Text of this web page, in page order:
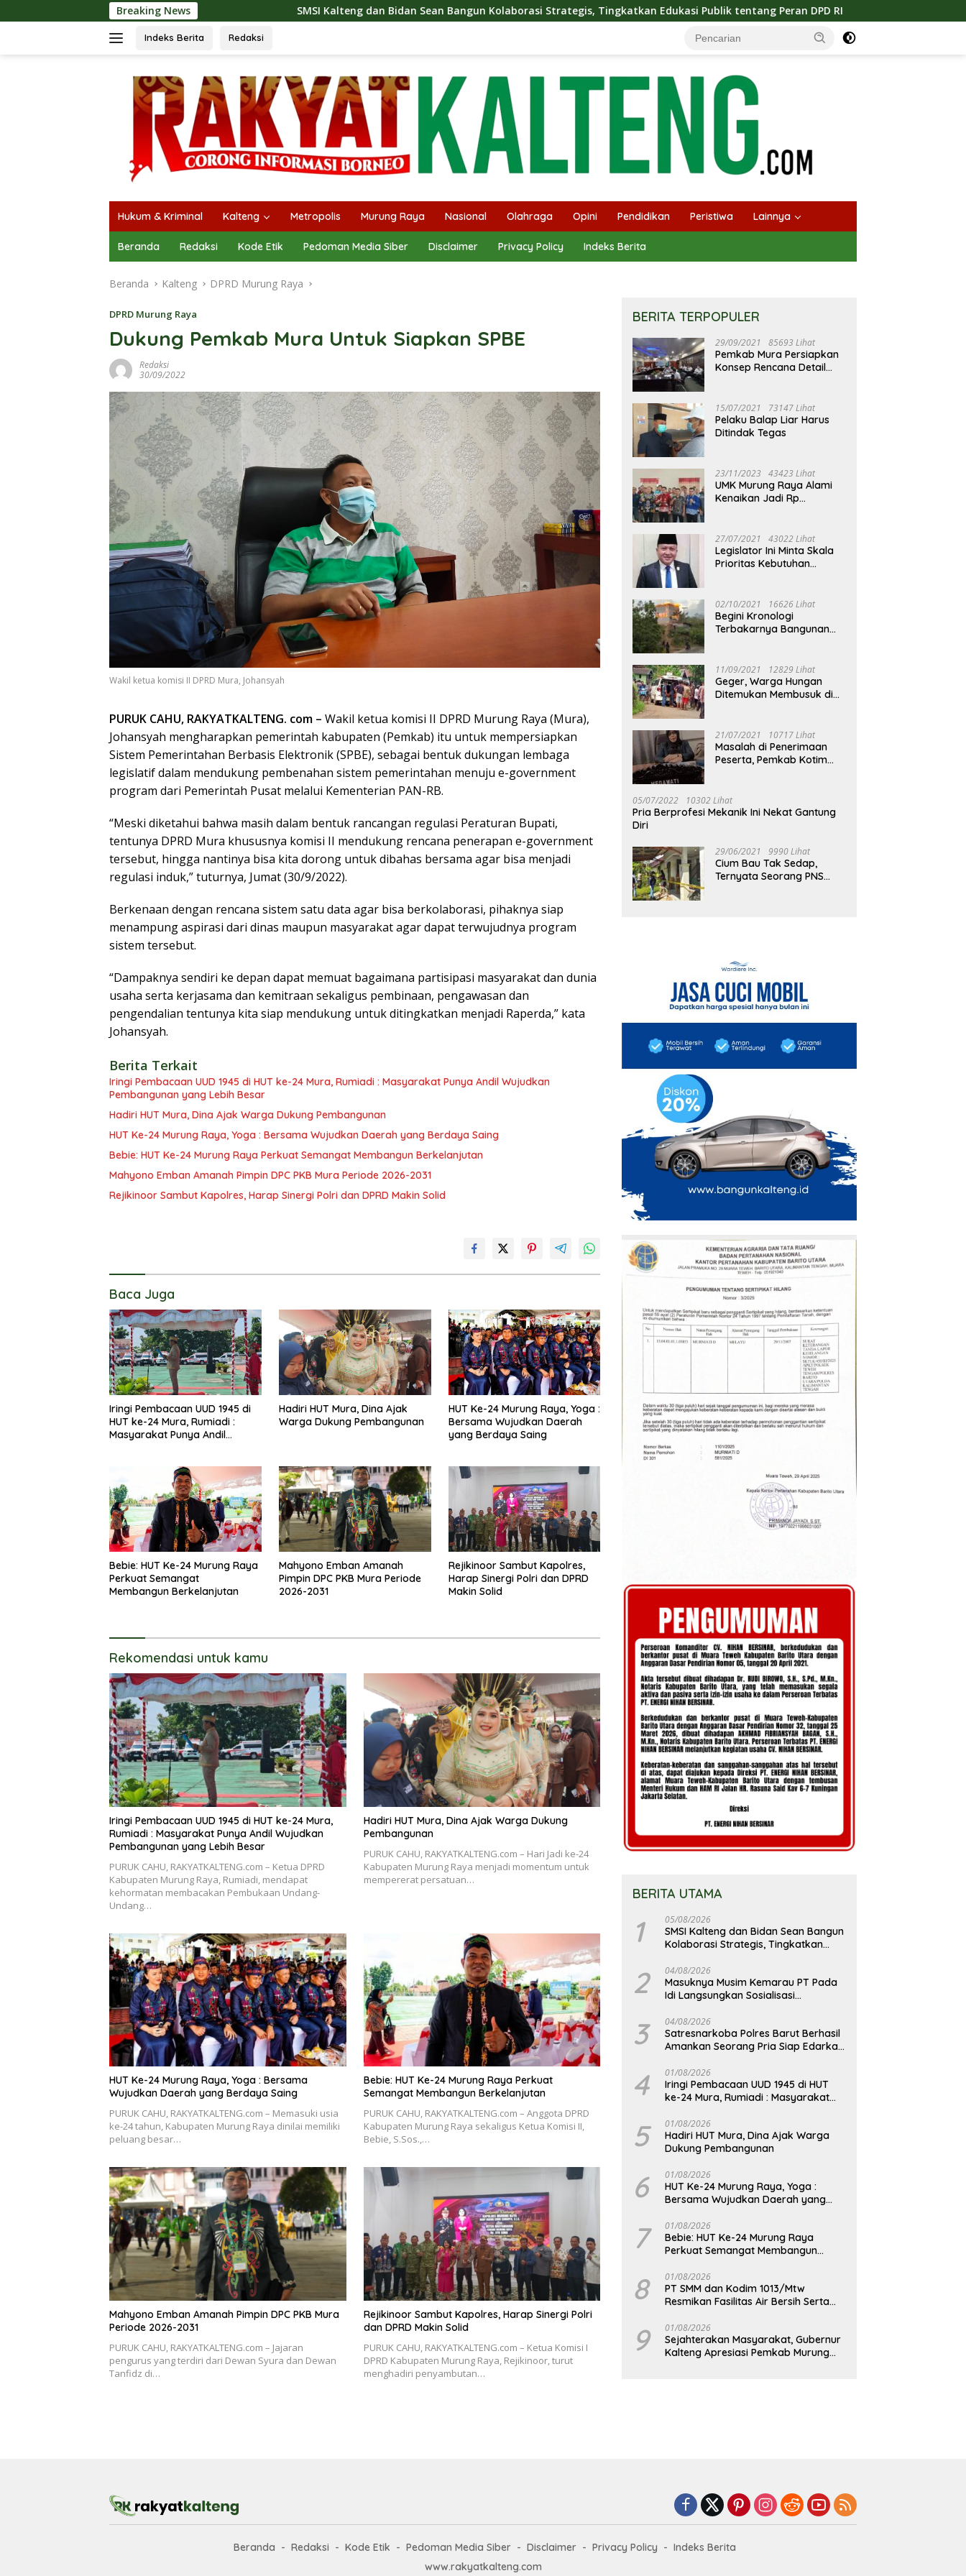
ke
Breaking NewsSMSI Kalteng dan Bidan Sean Bangun Kolaborasi Strategis, Tingkatkan Edukasi Publik tentang Peran DPD RI Masuknya Musim Kemarau PT Pada
Indeks Berita Redaksi
Hukum & Kriminal Kalteng Metropolis Murung Raya Nasional Olahraga Opini Pendidikan Peristiwa Lainnya
Beranda Redaksi Kode Etik Pedoman Media Siber Disclaimer Privacy Policy Indeks Berita
Beranda Kalteng DPRD Murung Raya
DPRD Murung Raya
Dukung Pemkab Mura Untuk Siapkan SPBE
Redaksi
30/09/2022
Wakil ketua komisi II DPRD Mura, Johansyah
PURUK CAHU, RAKYATKALTENG. com – Wakil ketua komisi II DPRD Murung Raya (Mura),
Johansyah mengharapkan pemerintah kabupaten (Pemkab) itu untuk mempersiapkan
Sistem Pemerintahan Berbasis Elektronik (SPBE), sebagai bentuk dukungan lembaga
legislatif dalam mendukung pembenahan sistem pemerintahan menuju e-government
program dari Pemerintah Pusat melalui Kementerian PAN-RB.
“Meski diketahui bahwa masih dalam bentuk rancangan regulasi Peraturan Bupati,
tentunya DPRD Mura khususnya komisi II mendukung rencana penerapan e-government
tersebut, hingga nantinya bisa kita dorong untuk dibahas bersama agar bisa menjadi
regulasi induk,” tuturnya, Jumat (30/9/2022).
Berkenaan dengan rencana sistem satu data agar bisa berkolaborasi, pihaknya siap
menampung aspirasi dari dinas maupun masyarakat agar dapat terwujudnya program
sistem tersebut.
“Dampaknya sendiri ke depan dapat memuat bagaimana partisipasi masyarakat dan dunia
usaha serta kerjasama dan kemitraan sekaligus pembinaan, pengawasan dan
pengendalian tentunya kita siap mendukung untuk ditingkatkan menjadi Raperda,” kata
Johansyah.
Berita Terkait
Iringi Pembacaan UUD 1945 di HUT ke-24 Mura, Rumiadi : Masyarakat Punya Andil Wujudkan
Pembangunan yang Lebih Besar
Hadiri HUT Mura, Dina Ajak Warga Dukung Pembangunan
HUT Ke-24 Murung Raya, Yoga : Bersama Wujudkan Daerah yang Berdaya Saing
Bebie: HUT Ke-24 Murung Raya Perkuat Semangat Membangun Berkelanjutan
Mahyono Emban Amanah Pimpin DPC PKB Mura Periode 2026-2031
Rejikinoor Sambut Kapolres, Harap Sinergi Polri dan DPRD Makin Solid
Baca Juga
Iringi Pembacaan UUD 1945 di
HUT ke-24 Mura, Rumiadi :
Masyarakat Punya Andil
Hadiri HUT Mura, Dina Ajak
Warga Dukung Pembangunan
HUT Ke-24 Murung Raya, Yoga :
Bersama Wujudkan Daerah
yang Berdaya Saing
Bebie: HUT Ke-24 Murung Raya
Perkuat Semangat
Membangun Berkelanjutan
Mahyono Emban Amanah
Pimpin DPC PKB Mura Periode
2026-2031
Rejikinoor Sambut Kapolres,
Harap Sinergi Polri dan DPRD
Makin Solid
Rekomendasi untuk kamu
Iringi Pembacaan UUD 1945 di HUT ke-24 Mura,
Rumiadi : Masyarakat Punya Andil Wujudkan
Pembangunan yang Lebih Besar
PURUK CAHU, RAKYATKALTENG.com – Ketua DPRD
Kabupaten Murung Raya, Rumiadi, mendapat
kehormatan membacakan Pembukaan Undang-
Undang…
Hadiri HUT Mura, Dina Ajak Warga Dukung
Pembangunan
PURUK CAHU, RAKYATKALTENG.com – Hari Jadi ke-24
Kabupaten Murung Raya menjadi momentum untuk
mempererat persatuan…
HUT Ke-24 Murung Raya, Yoga : Bersama
Wujudkan Daerah yang Berdaya Saing
PURUK CAHU, RAKYATKALTENG.com – Memasuki usia
ke-24 tahun, Kabupaten Murung Raya dinilai memiliki
peluang besar…
Bebie: HUT Ke-24 Murung Raya Perkuat
Semangat Membangun Berkelanjutan
PURUK CAHU, RAKYATKALTENG.com – Anggota DPRD
Kabupaten Murung Raya sekaligus Ketua Komisi II,
Bebie, S.Sos.,…
Mahyono Emban Amanah Pimpin DPC PKB Mura
Periode 2026-2031
PURUK CAHU, RAKYATKALTENG.com – Jajaran
pengurus yang terdiri dari Dewan Syura dan Dewan
Tanfidz di…
Rejikinoor Sambut Kapolres, Harap Sinergi Polri
dan DPRD Makin Solid
PURUK CAHU, RAKYATKALTENG.com – Ketua Komisi I
DPRD Kabupaten Murung Raya, Rejikinoor, turut
menghadiri penyambutan…
BERITA TERPOPULER
29/09/2021 85693 Lihat
Pemkab Mura Persiapkan
Konsep Rencana Detail
15/07/2021 73147 Lihat
Pelaku Balap Liar Harus
Ditindak Tegas
23/11/2023 43423 Lihat
UMK Murung Raya Alami
Kenaikan Jadi Rp
27/07/2021 43022 Lihat
Legislator Ini Minta Skala
Prioritas Kebutuhan
02/10/2021 16626 Lihat
Begini Kronologi
Terbakarnya Bangunan
11/09/2021 12829 Lihat
Geger, Warga Hungan
Ditemukan Membusuk di
21/07/2021 10717 Lihat
Masalah di Penerimaan
Peserta, Pemkab Kotim
05/07/2022 10302 Lihat
Pria Berprofesi Mekanik Ini Nekat Gantung
Diri
29/06/2021 9990 Lihat
Cium Bau Tak Sedap,
Ternyata Seorang PNS
BERITA UTAMA
1 05/08/2026
SMSI Kalteng dan Bidan Sean Bangun
Kolaborasi Strategis, Tingkatkan
2 04/08/2026
Masuknya Musim Kemarau PT Pada
Idi Langsungkan Sosialisasi
3 04/08/2026
Satresnarkoba Polres Barut Berhasil
Amankan Seorang Pria Siap Edarkan
Gram
4 01/08/2026
Iringi Pembacaan UUD 1945 di HUT
ke-24 Mura, Rumiadi : Masyarakat
yang Lebih Besar
5 01/08/2026
Hadiri HUT Mura, Dina Ajak Warga
Dukung Pembangunan
6 01/08/2026
HUT Ke-24 Murung Raya, Yoga :
Bersama Wujudkan Daerah yang
7 01/08/2026
Bebie: HUT Ke-24 Murung Raya
Perkuat Semangat Membangun
8 01/08/2026
PT SMM dan Kodim 1013/Mtw
Resmikan Fasilitas Air Bersih Serta
Masyarakat
9 01/08/2026
Sejahterakan Masyarakat, Gubernur
Kalteng Apresiasi Pemkab Murung
Beranda Redaksi Kode Etik Pedoman Media Siber Disclaimer Privacy Policy
Indeks Berita
www.rakyatkalteng.com